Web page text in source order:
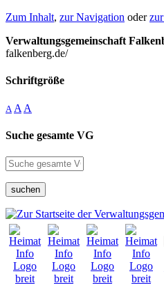
Zum Inhalt, zur Navigation oder
Verwaltungsgemeinschaft
falkenberg.de/
Schriftgröße
A A A
Suche gesamte VG
suchen